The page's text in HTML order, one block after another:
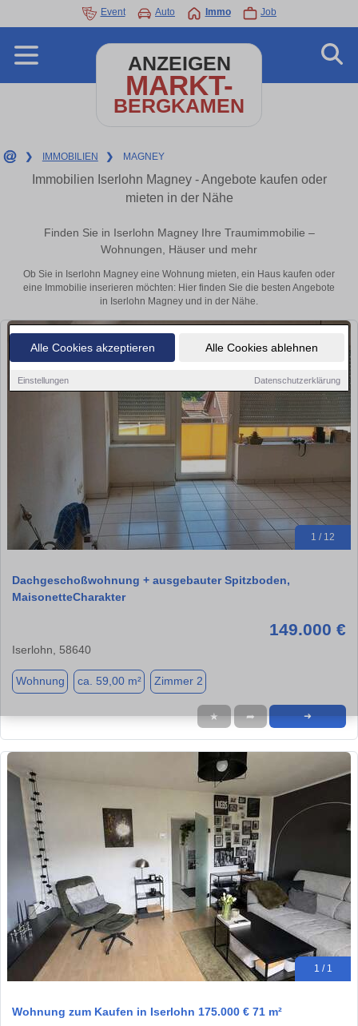
Alle Cookies akzeptieren Alle Cookies ablehnen
Einstellungen Datenschutzerklärung
Event Auto Immo Job
ANZEIGEN
MARKT-
BERGKAMEN
❯ IMMOBILIEN ❯ MAGNEY
Immobilien Iserlohn Magney - Angebote kaufen oder
mieten in der Nähe
Finden Sie in Iserlohn Magney Ihre Traumimmobilie –
Wohnungen, Häuser und mehr
Ob Sie in Iserlohn Magney eine Wohnung mieten, ein Haus kaufen oder
eine Immobilie inserieren möchten: Hier finden Sie die besten Angebote
in Iserlohn Magney und in der Nähe.
1 / 12
Dachgeschoßwohnung + ausgebauter Spitzboden,
MaisonetteCharakter
149.000 €
Iserlohn, 58640
Wohnung ca. 59,00 m² Zimmer 2
★ ➦ ➜
1 / 1
Wohnung zum Kaufen in Iserlohn 175.000 € 71 m²